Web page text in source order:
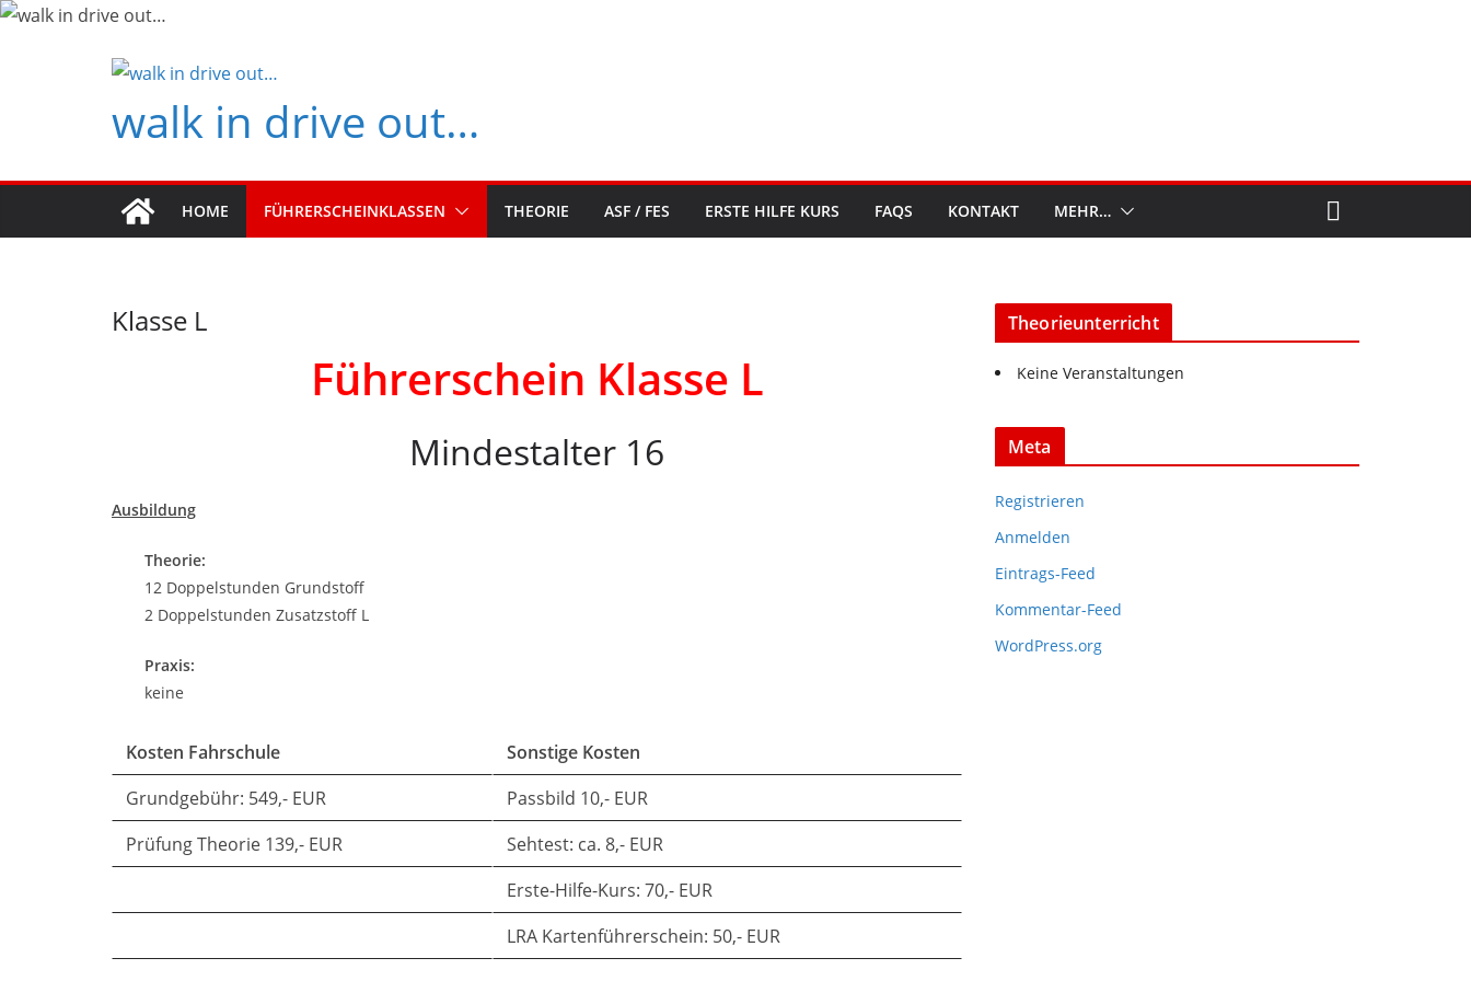
Zum
walk in drive out…
HOME FÜHRERSCHEINKLASSEN THEORIE ASF / FES ERSTE HILFE KURS FAQS KONTAKT MEHR…
Klasse L
Führerschein Klasse L
Mindestalter 16
Ausbildung
Theorie:
12 Doppelstunden Grundstoff
2 Doppelstunden Zusatzstoff L
Praxis:
keine
Kosten Fahrschule
Sonstige Kosten
Grundgebühr: 549,- EUR
Passbild 10,- EUR
Prüfung Theorie 139,- EUR
Sehtest: ca. 8,- EUR
Erste-Hilfe-Kurs: 70,- EUR
LRA Kartenführerschein: 50,- EUR
Theorieunterricht
Keine Veranstaltungen
Meta
Registrieren
Anmelden
Eintrags-Feed
Kommentar-Feed
WordPress.org